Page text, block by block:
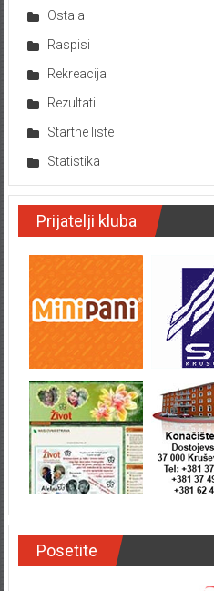
Ostala
Raspisi
Rekreacija
Rezultati
Startne liste
Statistika
Prijatelji kluba
Posetite